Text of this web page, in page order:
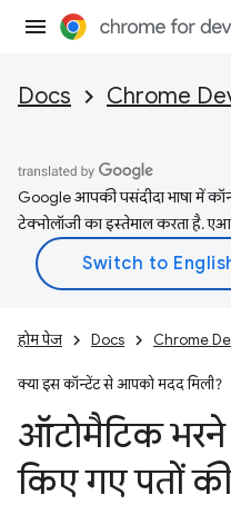
Docs Chrome
Google आपकी पसंदीदा भाषा में
टेक्नोलॉजी का इस्तेमाल करता है.
होम पेज Docs Chrome
क्या इस कॉन्टेंट से आपको मदद मिली?
ऑटोमैटिक
किए गए पतों